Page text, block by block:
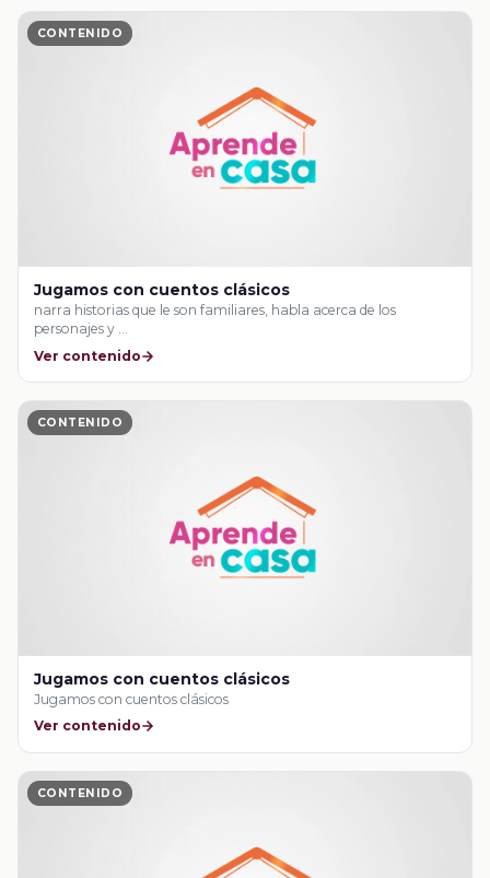
CONTENIDO
Jugamos con cuentos clásicos
narra historias que le son familiares, habla acerca de los
personajes y …
Ver contenido
CONTENIDO
Jugamos con cuentos clásicos
Jugamos con cuentos clásicos
Ver contenido
CONTENIDO